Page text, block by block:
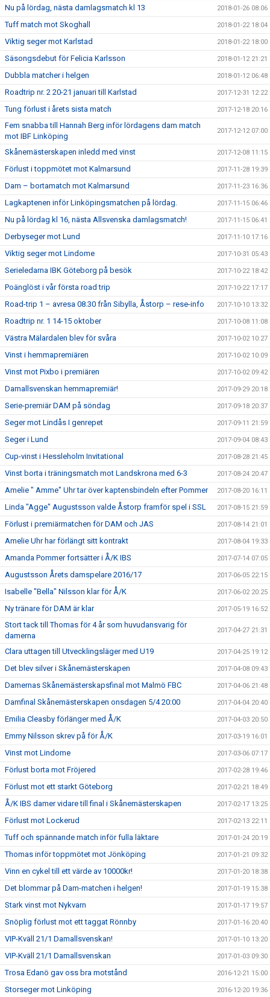
Nu på lördag, nästa damlagsmatch kl 13 2018-01-26 08:06
Tuff match mot Skoghall 2018-01-22 18:04
Viktig seger mot Karlstad 2018-01-22 18:00
Säsongsdebut för Felicia Karlsson 2018-01-12 21:21
Dubbla matcher i helgen 2018-01-12 06:48
Roadtrip nr. 2 20-21 januari till Karlstad 2017-12-31 12:22
Tung förlust i årets sista match 2017-12-18 20:16
Fem snabba till Hannah Berg inför lördagens dam match
mot IBF Linköping
2017-12-12 07:00
Skånemästerskapen inledd med vinst 2017-12-08 11:15
Förlust i toppmötet mot Kalmarsund 2017-11-28 19:39
Dam – bortamatch mot Kalmarsund 2017-11-23 16:36
Lagkaptenen inför Linköpingsmatchen på lördag. 2017-11-15 06:46
Nu på lördag kl 16, nästa Allsvenska damlagsmatch! 2017-11-15 06:41
Derbyseger mot Lund 2017-11-10 17:16
Viktig seger mot Lindome 2017-10-31 05:43
Serieledarna IBK Göteborg på besök 2017-10-22 18:42
Poänglöst i vår första road trip 2017-10-22 17:17
Road-trip 1 – avresa 08.30 från Sibylla, Åstorp – rese-info 2017-10-10 13:32
Roadtrip nr. 1 14-15 oktober 2017-10-08 11:08
Västra Mälardalen blev för svåra 2017-10-02 10:27
Vinst i hemmapremiären 2017-10-02 10:09
Vinst mot Pixbo i premiären 2017-10-02 09:42
Damallsvenskan hemmapremiär! 2017-09-29 20:18
Serie-premiär DAM på söndag 2017-09-18 20:37
Seger mot Lindås I genrepet 2017-09-11 21:59
Seger i Lund 2017-09-04 08:43
Cup-vinst i Hessleholm Invitational 2017-08-28 21:45
Vinst borta i träningsmatch mot Landskrona med 6-3 2017-08-24 20:47
Amelie " Amme" Uhr tar över kaptensbindeln efter Pommer 2017-08-20 16:11
Linda "Agge" Augustsson valde Åstorp framför spel i SSL 2017-08-15 21:59
Förlust i premiärmatchen för DAM och JAS 2017-08-14 21:01
Amelie Uhr har förlängt sitt kontrakt 2017-08-04 19:33
Amanda Pommer fortsätter i Å/K IBS 2017-07-14 07:05
Augustsson Årets damspelare 2016/17 2017-06-05 22:15
Isabelle "Bella" Nilsson klar för Å/K 2017-06-02 20:25
Ny tränare för DAM är klar 2017-05-19 16:52
Stort tack till Thomas för 4 år som huvudansvarig för
damerna
2017-04-27 21:31
Clara uttagen till Utvecklingsläger med U19 2017-04-25 19:12
Det blev silver i Skånemästerskapen 2017-04-08 09:43
Damernas Skånemästerskapsfinal mot Malmö FBC 2017-04-06 21:48
Damfinal Skånemästerskapen onsdagen 5/4 20:00 2017-04-04 20:40
Emilia Cleasby förlänger med Å/K 2017-04-03 20:50
Emmy Nilsson skrev på för Å/K 2017-03-19 16:01
Vinst mot Lindome 2017-03-06 07:17
Förlust borta mot Fröjered 2017-02-28 19:46
Förlust mot ett starkt Göteborg 2017-02-21 18:49
Å/K IBS damer vidare till final i Skånemästerskapen 2017-02-17 13:25
Förlust mot Lockerud 2017-02-13 22:11
Tuff och spännande match inför fulla läktare 2017-01-24 20:19
Thomas inför toppmötet mot Jönköping 2017-01-21 09:32
Vinn en cykel till ett värde av 10000kr! 2017-01-20 18:38
Det blommar på Dam-matchen i helgen! 2017-01-19 15:38
Stark vinst mot Nykvarn 2017-01-17 19:57
Snöplig förlust mot ett taggat Rönnby 2017-01-16 20:40
VIP-Kväll 21/1 Damallsvenskan! 2017-01-10 13:20
VIP-Kväll 21/1 Damallsvenskan 2017-01-03 09:30
Trosa Edanö gav oss bra motstånd 2016-12-21 15:00
Storseger mot Linköping 2016-12-20 19:36